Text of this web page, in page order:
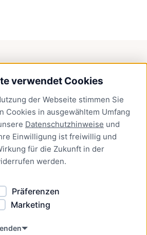
verwendet Cookies
der Webseite stimmen Sie
Cookies in ausgewähltem Umfang
Datenschutzhinweise und
Einwilligung ist freiwillig und
für die Zukunft in der
werden.
Präferenzen
Marketing